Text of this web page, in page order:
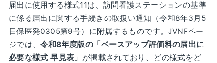
届出に使用する様式11は、訪問看護ステーションの基準
に係る届出に関する手続きの取扱い通知（令和8年3月5
日保医発0305第9号）に附属するものです。JVNFペー
ジでは、令和8年度版の「ベースアップ評価料の届出に
必要な様式 早見表」 が掲載されており、どの様式をど